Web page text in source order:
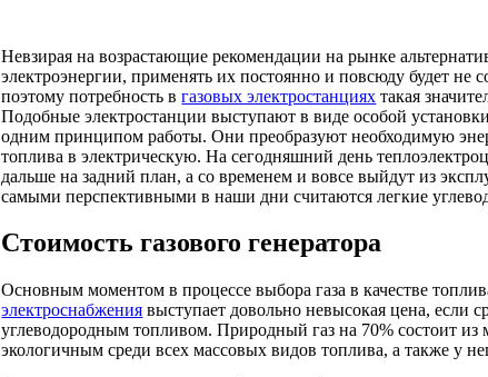
Невзирая на возрастающие рекомендации на рынке
электроэнергии, применять их постоянно и повсюду будет
поэтому потребность вгазовых электростанциях такая
Подобные электростанции выступают в виде особой
одним принципом работы. Они преобразуют необходимую
топлива в электрическую. На сегодняшний день
дальше на задний план, а со временем и вовсе выйдут из
самыми перспективными в наши дни считаются легкие
Стоимость газового генератора
Основным моментом в процессе выбора газа в качестве
электроснабжения выступает довольно невысокая цена, если
углеводородным топливом. Природный газ на 70% состоит из
экологичным среди всех массовых видов топлива, а также у